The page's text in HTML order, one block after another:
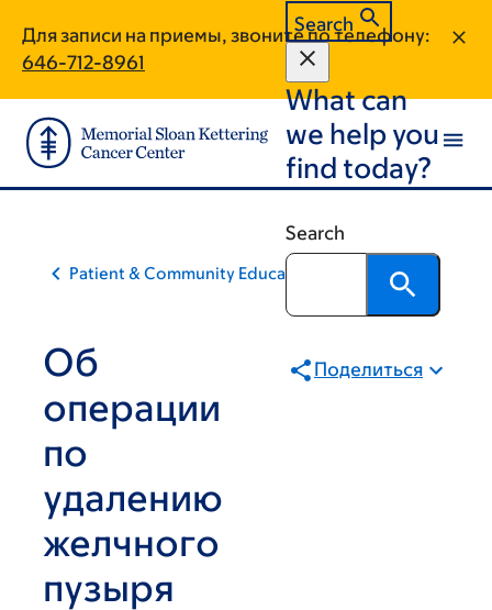
main
content
footer
Для записи на приемы, звоните по телефону:
646-712-8961
Search
What can
we help you
find today?
Search
Patient & Community Education
Об
операции
по
удалению
желчного
пузыря
Поделиться